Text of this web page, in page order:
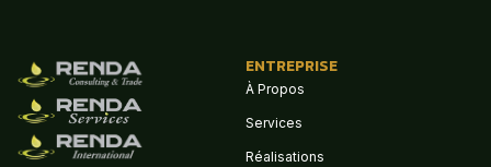
ENTREPRISE
À Propos
Services
Réalisations